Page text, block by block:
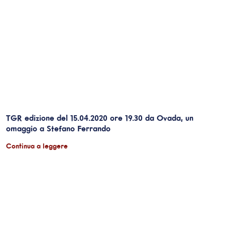
TGR edizione del 15.04.2020 ore 19.30 da Ovada, un
omaggio a Stefano Ferrando
Continua a leggere